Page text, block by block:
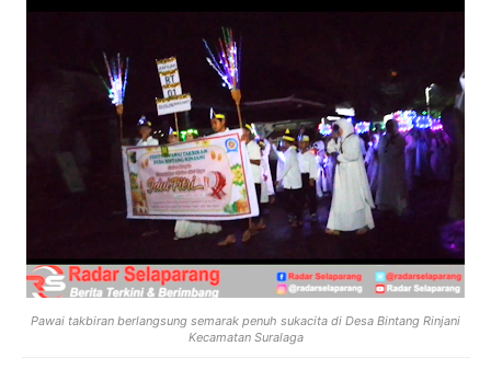
Pawai takbiran berlangsung semarak penuh sukacita di Desa Bintang Rinjani
Kecamatan Suralaga